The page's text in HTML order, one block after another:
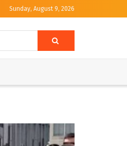
Sunday, August 9, 2026